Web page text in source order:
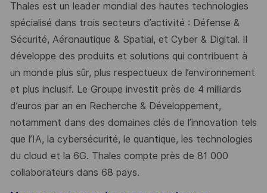
Thales est un leader mondial des hautes technologies
spécialisé dans trois secteurs d’activité : Défense &
Sécurité, Aéronautique & Spatial, et Cyber & Digital. Il
développe des produits et solutions qui contribuent à
un monde plus sûr, plus respectueux de l’environnement
et plus inclusif. Le Groupe investit près de 4 milliards
d’euros par an en Recherche & Développement,
notamment dans des domaines clés de l’innovation tels
que l’IA, la cybersécurité, le quantique, les technologies
du cloud et la 6G. Thales compte près de 81 000
collaborateurs dans 68 pays.